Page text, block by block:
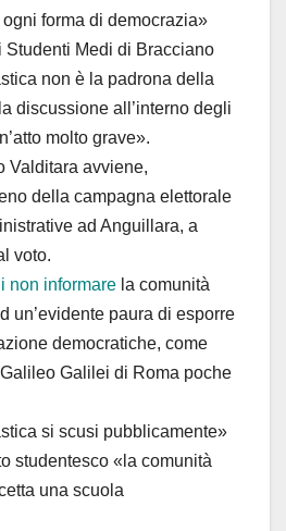
ogni forma di democrazia»
Medi di Bracciano
non è la padrona della
discussione all’interno degli
molto grave».
Valditara avviene,
della campagna elettorale
ad Anguillara, a
voto.
non informare la comunità
un’evidente paura di esporre
democratiche, come
Galilei di Roma poche
si scusi pubblicamente»
studentesco «la comunità
una scuola